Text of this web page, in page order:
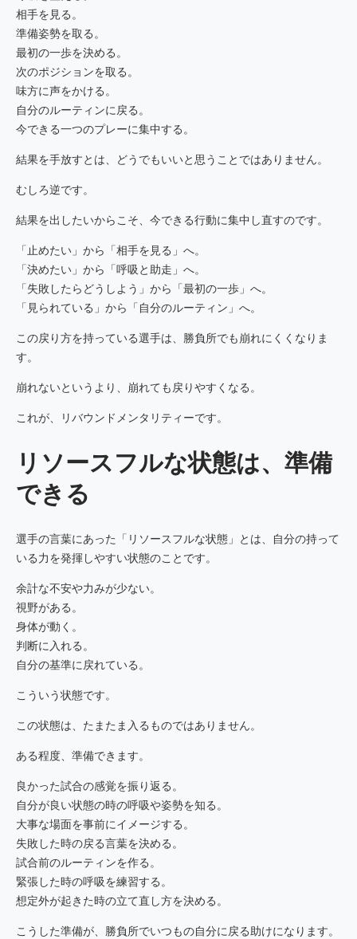
相手を見る。
準備姿勢を取る。
最初の一歩を決める。
次のポジションを取る。
味方に声をかける。
自分のルーティンに戻る。
今できる一つのプレーに集中する。
結果を手放すとは、どうでもいいと思うことではありません。
むしろ逆です。
結果を出したいからこそ、今できる行動に集中し直すのです。
「止めたい」から「相手を見る」へ。
「決めたい」から「呼吸と助走」へ。
「失敗したらどうしよう」から「最初の一歩」へ。
「見られている」から「自分のルーティン」へ。
この戻り方を持っている選手は、勝負所でも崩れにくくなりま
す。
崩れないというより、崩れても戻りやすくなる。
これが、リバウンドメンタリティーです。
リソースフルな状態は、準備
できる
選手の言葉にあった「リソースフルな状態」とは、自分の持って
いる力を発揮しやすい状態のことです。
余計な不安や力みが少ない。
視野がある。
身体が動く。
判断に入れる。
自分の基準に戻れている。
こういう状態です。
この状態は、たまたま入るものではありません。
ある程度、準備できます。
良かった試合の感覚を振り返る。
自分が良い状態の時の呼吸や姿勢を知る。
大事な場面を事前にイメージする。
失敗した時の戻る言葉を決める。
試合前のルーティンを作る。
緊張した時の呼吸を練習する。
想定外が起きた時の立て直し方を決める。
こうした準備が、勝負所でいつもの自分に戻る助けになります。